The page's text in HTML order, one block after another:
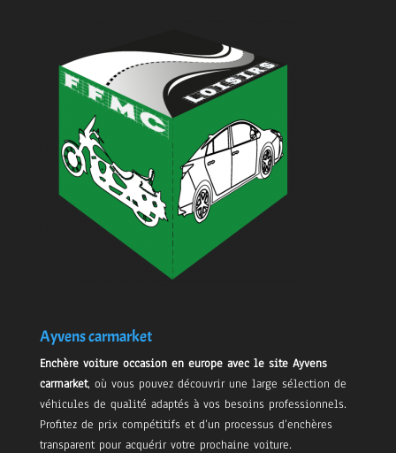
Ayvens carmarket
Enchère voiture occasion en europe avec le site Ayvens
carmarket, où vous pouvez découvrir une large sélection de
véhicules de qualité adaptés à vos besoins professionnels.
Profitez de prix compétitifs et d’un processus d’enchères
transparent pour acquérir votre prochaine voiture.